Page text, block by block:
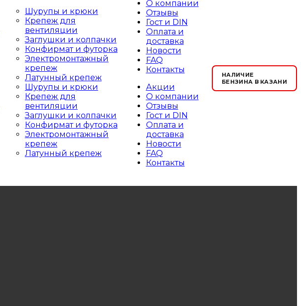
Шурупы и крюки
Крепеж для
вентиляции
Заглушки и колпачки
Конфирмат и футорка
Электромонтажный
крепеж
Латунный крепеж
Шурупы и крюки
Крепеж для
вентиляции
Заглушки и колпачки
Конфирмат и футорка
Электромонтажный
крепеж
Латунный крепеж
О компании
Отзывы
Гост и DIN
Оплата и
доставка
Новости
FAQ
Контакты
Акции
О компании
Отзывы
Гост и DIN
Оплата и
доставка
Новости
FAQ
Контакты
НАЛИЧИЕ
БЕНЗИНА В КАЗАНИ